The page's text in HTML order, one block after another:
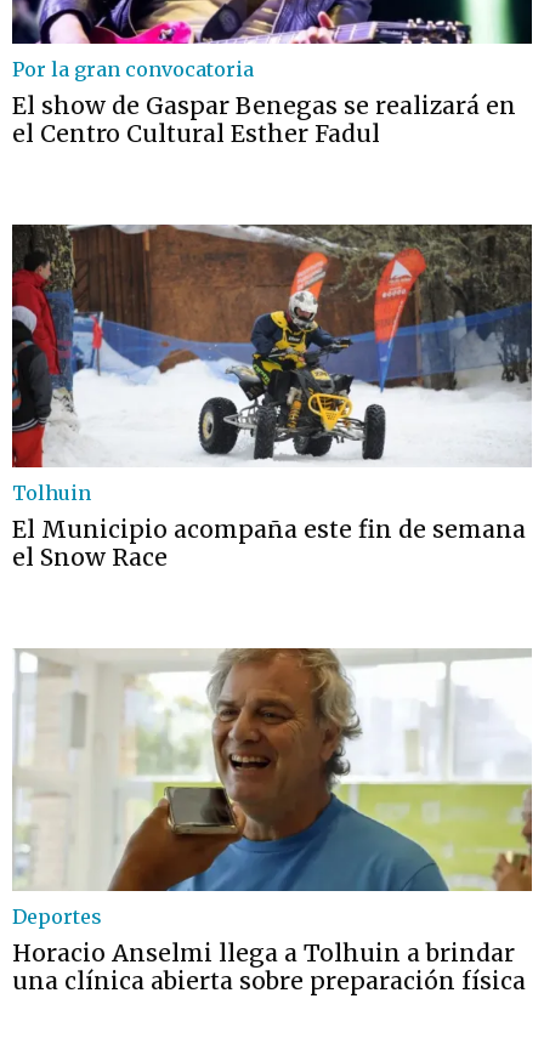
Por la gran convocatoria
El show de Gaspar Benegas se realizará en
el Centro Cultural Esther Fadul
Tolhuin
El Municipio acompaña este fin de semana
el Snow Race
Deportes
Horacio Anselmi llega a Tolhuin a brindar
una clínica abierta sobre preparación física